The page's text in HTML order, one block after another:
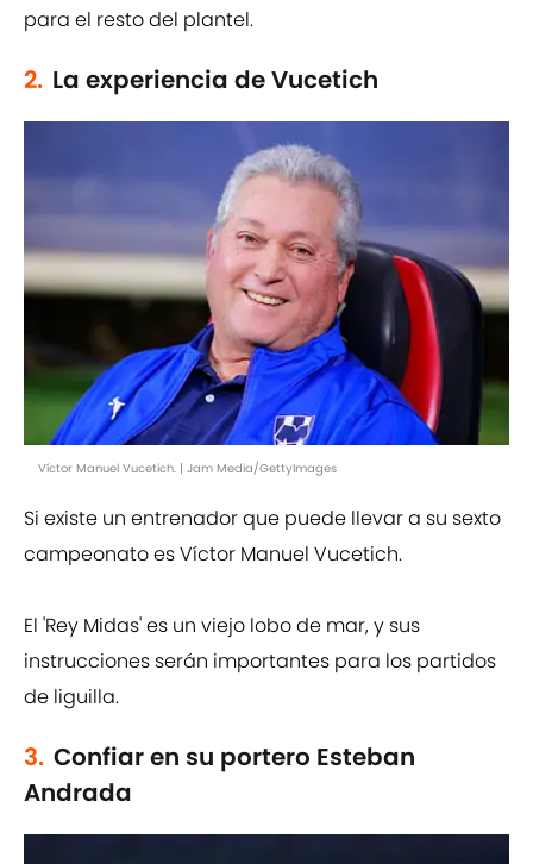
para el resto del plantel.
2. La experiencia de Vucetich
Víctor Manuel Vucetich. | Jam Media/GettyImages
Si existe un entrenador que puede llevar a su sexto
campeonato es Víctor Manuel Vucetich.
El 'Rey Midas' es un viejo lobo de mar, y sus
instrucciones serán importantes para los partidos
de liguilla.
3. Confiar en su portero Esteban
Andrada